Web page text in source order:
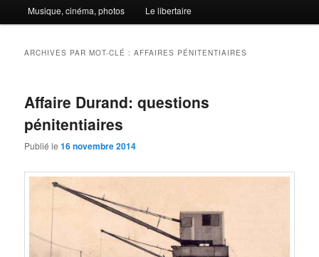
Musique, cinéma, photos Le libertaire
ARCHIVES PAR MOT-CLÉ :AFFAIRES PÉNITENTIAIRES
Affaire Durand: questions
pénitentiaires
Publié le16 novembre 2014